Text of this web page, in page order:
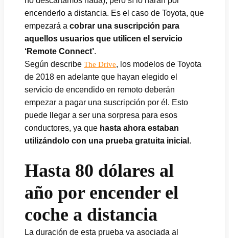
encenderlo a distancia. Es el caso de Toyota, que
empezará a cobrar una suscripción para
aquellos usuarios que utilicen el servicio
‘Remote Connect’.
Según describe The Drive, los modelos de Toyota
de 2018 en adelante que hayan elegido el
servicio de encendido en remoto deberán
empezar a pagar una suscripción por él. Esto
puede llegar a ser una sorpresa para esos
conductores, ya que hasta ahora estaban
utilizándolo con una prueba gratuita inicial .
Hasta 80 dólares al
año por encender el
coche a distancia
La duración de esta prueba va asociada al